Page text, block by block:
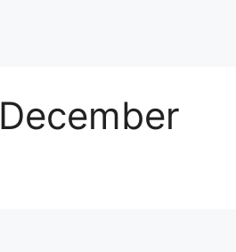
December